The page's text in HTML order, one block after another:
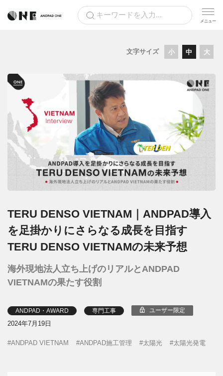
文字サイズ 小 中 大
TERU DENSO VIETNAM｜ANDPAD導入
を足掛かりにさらなる成長を目指す
TERU DENSO VIETNAMの未来予想
海外現地法人立ち上げのリアルとANDPAD
VIETNAMの果たす役割
ANDPAD・AWARD 専門工事 ユーザー限定
2024年7月19日
ANDPAD VIETNAM ANDPAD施工管理 太陽光 太陽光発電